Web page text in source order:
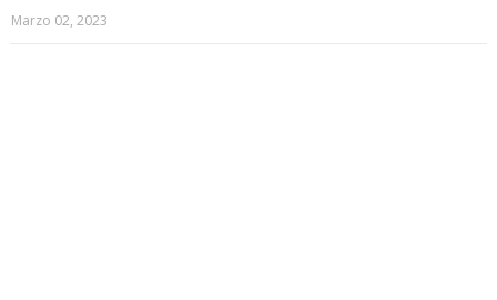
Marzo 02, 2023